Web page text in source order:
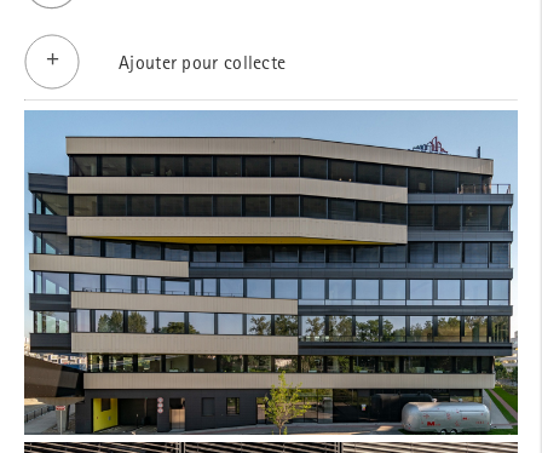
Ajouter pour collecte